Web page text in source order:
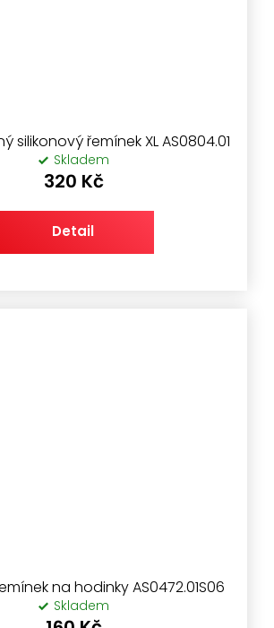
silikonový řemínek XL AS0804.01
Skladem
320 Kč
Detail
na hodinky AS0472.01S06
Skladem